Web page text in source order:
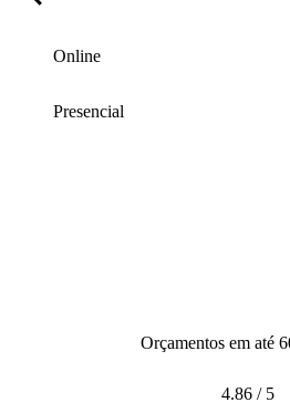
Online
Presencial
Orçamentos em até
4.86 / 5